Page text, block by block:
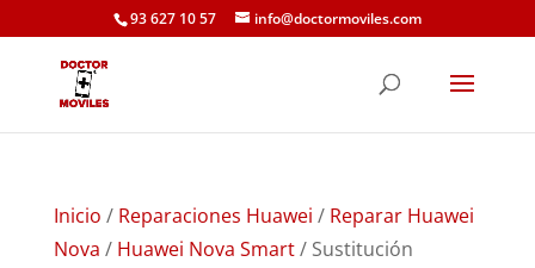
93 627 10 57 info@doctormoviles.com
Inicio / Reparaciones Huawei / Reparar Huawei
Nova / Huawei Nova Smart/ Sustitución